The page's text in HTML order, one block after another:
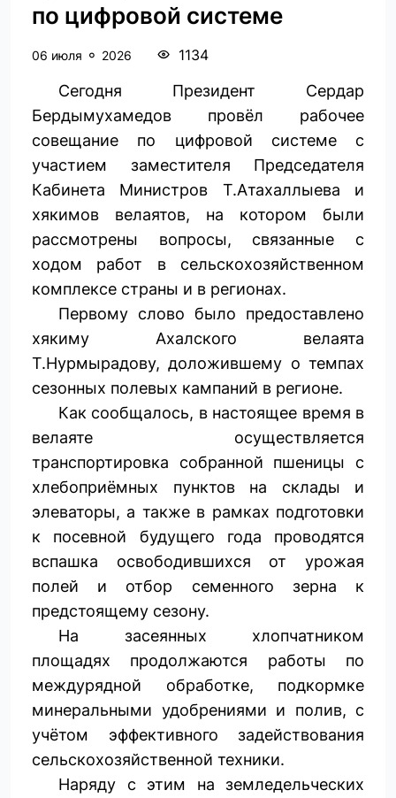
по цифровой системе
06 июля 2026 1134
Сегодня Президент Сердар
Бердымухамедов провёл рабочее
совещание по цифровой системе с
участием заместителя Председателя
Кабинета Министров Т.Атахаллыева и
хякимов велаятов, на котором были
рассмотрены вопросы, связанные с
ходом работ в сельскохозяйственном
комплексе страны и в регионах.
Первому слово было предоставлено
хякиму Ахалского велаята
Т.Нурмырадову, доложившему о темпах
сезонных полевых кампаний в регионе.
Как сообщалось, в настоящее время в
велаяте осуществляется
транспортировка собранной пшеницы с
хлебоприёмных пунктов на склады и
элеваторы, а также в рамках подготовки
к посевной будущего года проводятся
вспашка освободившихся от урожая
полей и отбор семенного зерна к
предстоящему сезону.
На засеянных хлопчатником
площадях продолжаются работы по
междурядной обработке, подкормке
минеральными удобрениями и полив, с
учётом эффективного задействования
сельскохозяйственной техники.
Наряду с этим на земледельческих